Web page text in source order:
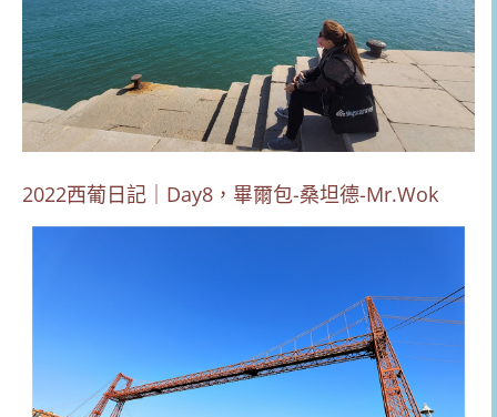
2022西葡日記｜Day8，畢爾包-桑坦德-Mr.Wok